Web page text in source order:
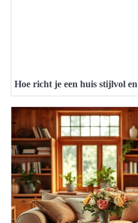
Hoe richt je een huis stijlvol